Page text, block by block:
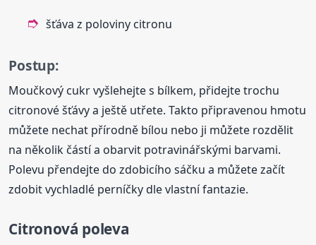
šťáva z poloviny citronu
Postup:
Moučkový cukr vyšlehejte s bílkem, přidejte trochu
citronové šťávy a ještě utřete. Takto připravenou hmotu
můžete nechat přírodně bílou nebo ji můžete rozdělit
na několik částí a obarvit potravinářskými barvami.
Polevu přendejte do zdobicího sáčku a můžete začít
zdobit vychladlé perníčky dle vlastní fantazie.
Citronová poleva